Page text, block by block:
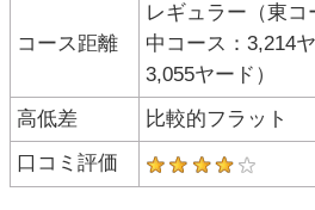
コース距離
レギュラー（東コ
中コース：3,214
3,055ヤード）
高低差
比較的フラット
口コミ評価